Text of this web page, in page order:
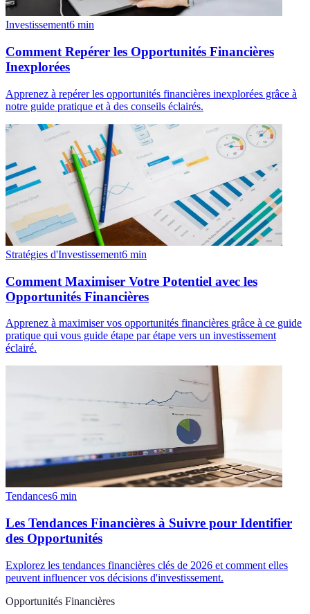
Investissement6 min
Comment Repérer les Opportunités Financières
Inexplorées
Apprenez à repérer les opportunités financières inexplorées grâce à
notre guide pratique et à des conseils éclairés.
Stratégies d'Investissement6 min
Comment Maximiser Votre Potentiel avec les
Opportunités Financières
Apprenez à maximiser vos opportunités financières grâce à ce guide
pratique qui vous guide étape par étape vers un investissement
éclairé.
Tendances6 min
Les Tendances Financières à Suivre pour Identifier
des Opportunités
Explorez les tendances financières clés de 2026 et comment elles
peuvent influencer vos décisions d'investissement.
Opportunités Financières